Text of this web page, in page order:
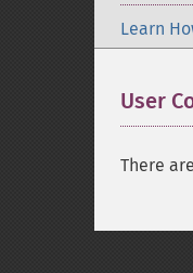
Learn
User
There